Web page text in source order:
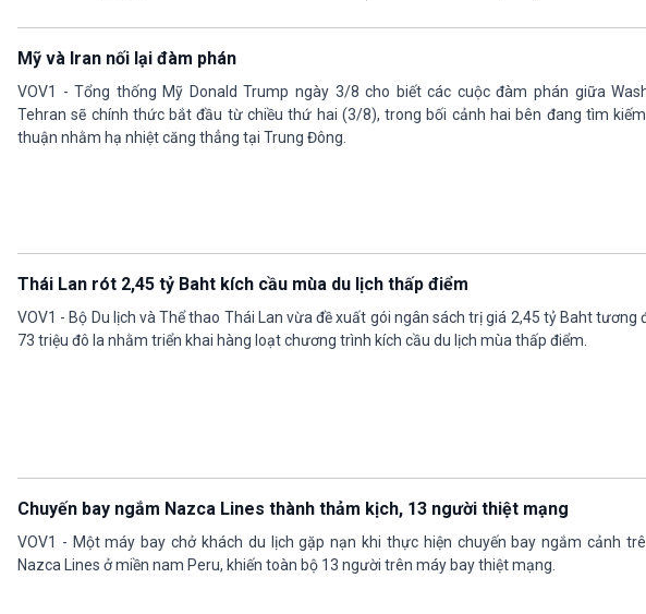
Mỹ và Iran nối lại đàm phán
VOV1 - Tổng thống Mỹ Donald Trump ngày 3/8 cho biết các cuộc đàm phán giữa
Tehran sẽ chính thức bắt đầu từ chiều thứ hai (3/8), trong bối cảnh hai bên đang tìm
thuận nhằm hạ nhiệt căng thẳng tại Trung Đông.
Thái Lan rót 2,45 tỷ Baht kích cầu mùa du lịch thấp điểm
VOV1 - Bộ Du lịch và Thể thao Thái Lan vừa đề xuất gói ngân sách trị giá 2,45 tỷ Baht tương
73 triệu đô la nhằm triển khai hàng loạt chương trình kích cầu du lịch mùa thấp điểm.
Chuyến bay ngắm Nazca Lines thành thảm kịch, 13 người thiệt mạng
VOV1 - Một máy bay chở khách du lịch gặp nạn khi thực hiện chuyến bay ngắm cảnh
Nazca Lines ở miền nam Peru, khiến toàn bộ 13 người trên máy bay thiệt mạng.